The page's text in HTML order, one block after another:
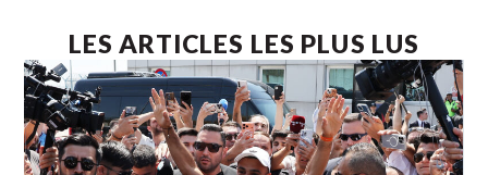
LES ARTICLES LES PLUS LUS